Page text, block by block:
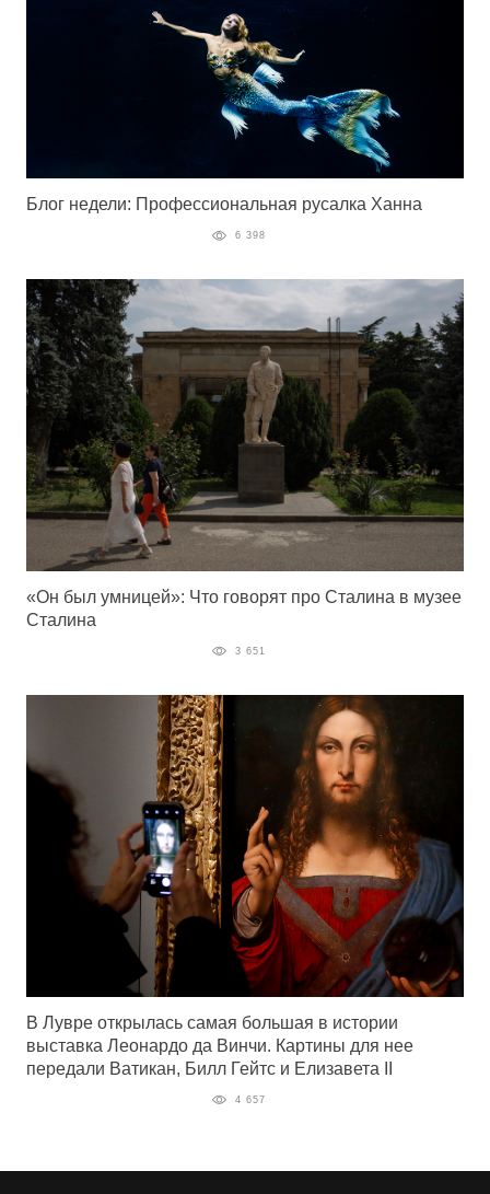
Блог недели: Профессиональная русалка Ханна
6 398
«Он был умницей»: Что говорят про Сталина в музее
Сталина
3 651
В Лувре открылась самая большая в истории
выставка Леонардо да Винчи. Картины для нее
передали Ватикан, Билл Гейтс и Елизавета II
4 657